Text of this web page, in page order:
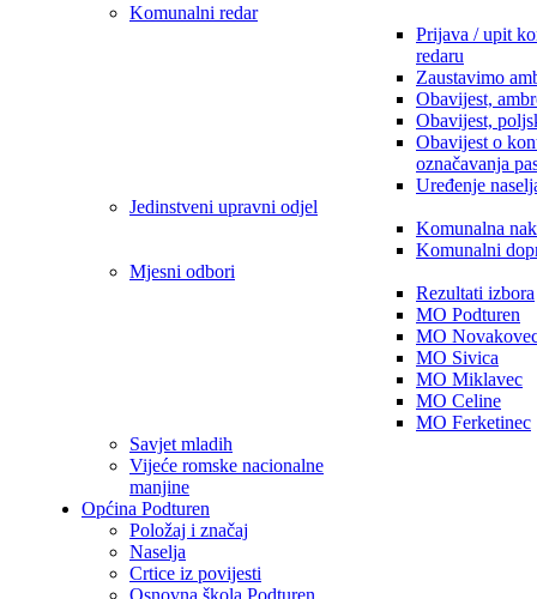
Komunalni redar
Prijava / upit
redaru
Zaustavimo
Obavijest,
Obavijest,
Obavijest o
označavanja
Uređenje
Jedinstveni upravni odjel
Komunalna
Komunalni
Mjesni odbori
Rezultati izbora
MO Podturen
MO
MO Sivica
MO Miklavec
MO Celine
MO Ferketinec
Savjet mladih
Vijeće romske nacionalne
manjine
Općina Podturen
Položaj i značaj
Naselja
Crtice iz povijesti
Osnovna škola Podturen